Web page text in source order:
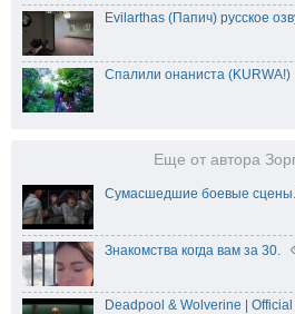
Evilarthas (Папич) русское
Спалили онаниста (KURWA!)
Еще от автора
Сумасшедшие боевые сцены.
Знакомства когда вам за 30.
Deadpool & Wolverine |